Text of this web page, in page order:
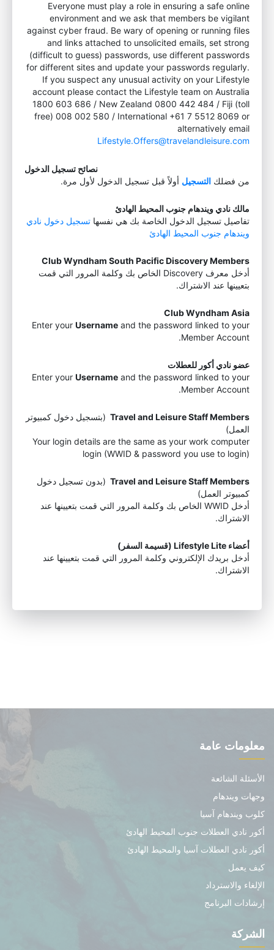
Everyone must play a role in ensuring a safe online
environment and we ask that members be vigilant
against cyber fraud. Be wary of opening or running files
and links attached to unsolicited emails, set strong
(difficult to guess) passwords, use different passwords
for different sites and update your passwords regularly.
If you suspect any unusual activity on your Lifestyle
account please contact the Lifestyle team on Australia
1800 603 686 / New Zealand 0800 442 484 / Fiji (toll
free) 008 002 580 / International +61 7 5512 8069 or
alternatively email
Lifestyle.Offers@travelandleisure.com
نصائح تسجيل الدخول
من فضلك التسجيل أولاً قبل تسجيل الدخول لأول مرة.
مالك نادي ويندهام جنوب المحيط الهادئ
تفاصيل تسجيل الدخول الخاصة بك هي نفسها تسجيل دخول نادي
ويندهام جنوب المحيط الهادئ
Club Wyndham South Pacific Discovery Members
أدخل معرف Discovery الخاص بك وكلمة المرور التي قمت
بتعيينها عند الاشتراك.
Club Wyndham Asia
Enter your Username and the password linked to your
Member Account.
عضو نادي أكور للعطلات
Enter your Username and the password linked to your
Member Account.
Travel and Leisure Staff Members (بتسجيل دخول كمبيوتر
العمل)
Your login details are the same as your work computer
login (WWID & password you use to login)
Travel and Leisure Staff Members (بدون تسجيل دخول
كمبيوتر العمل)
أدخل WWID الخاص بك وكلمة المرور التي قمت بتعيينها عند
الاشتراك.
أعضاء Lifestyle Lite (قسيمة السفر)
أدخل بريدك الإلكتروني وكلمة المرور التي قمت بتعيينها عند
الاشتراك.
معلومات عامة
الأسئلة الشائعة
وجهات ويندهام
كلوب ويندهام آسيا
أكور نادي العطلات جنوب المحيط الهادئ
أكور نادي العطلات آسيا والمحيط الهادئ
كيف يعمل
الإلغاء والاسترداد
إرشادات البرنامج
الشركة